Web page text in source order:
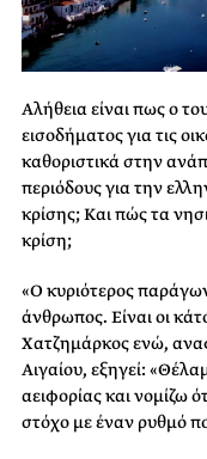
Αλήθεια είναι πως ο
εισοδήματος για τις
καθοριστικά στην
περιόδους για την
κρίσης; Και πώς τα
κρίση;
«Ο κυριότερος
άνθρωπος. Είναι οι
Χατζημάρκος ενώ,
Αιγαίου, εξηγεί:
αειφορίας και νομίζω
στόχο με έναν ρυθμό